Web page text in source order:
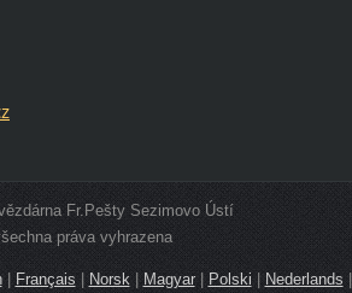
Fr.Pešty Sezimovo Ústí
práva vyhrazena
| Français | Norsk| Magyar| Polski | Nederlands |